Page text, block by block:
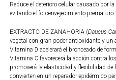
Reduce el deterioro celular causado por
evitando el fotoenvejecimiento prematuro.
EXTRACTO DE ZANAHORIA (Daucus
vegetal con gran poder antioxidante y
Vitamina D acelerará el bronceado de
Vitamina C favorecerá la acción contra
promoverá la elasticidad y flexibilidad
convierten en un reparador epidérmico